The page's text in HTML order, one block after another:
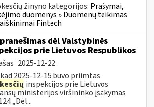
žinyno kategorijos: Prašymai,
duomenys » Duomenų teikimas
Fintech
dėl Valstybinės
prie Lietuvos Respublikos
2025-12-22
2025-12-15 buvo priimtas
inspekcijos prie Lietuvos
ministerijos viršininko įsakymas
„Dėl...